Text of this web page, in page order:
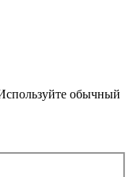
обычный